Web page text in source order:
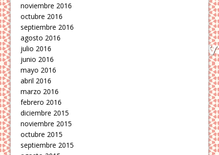
noviembre 2016
octubre 2016
septiembre 2016
agosto 2016
julio 2016
junio 2016
mayo 2016
abril 2016
marzo 2016
febrero 2016
diciembre 2015
noviembre 2015
octubre 2015
septiembre 2015